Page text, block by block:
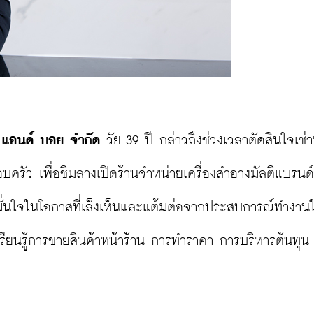
อนด์ บอย จำกัด วัย 39 ปี กล่าวถึงช่วงเวลาตัดสินใจเช่
ครัว เพื่อชิมลางเปิดร้านจำหน่ายเครื่องสำอางมัลติแบรน
จในโอกาสที่เล็งเห็นและแต้มต่อจากประสบการณ์ทำงาน
ยนรู้การขายสินค้าหน้าร้าน การทำราคา การบริหารต้นทุน